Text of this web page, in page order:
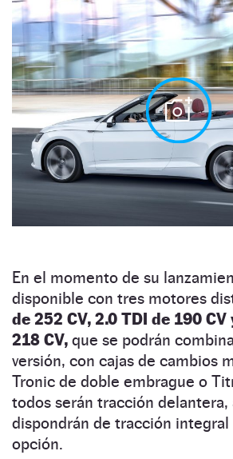
En el momento de su
disponible con tres motores
de 252 CV, 2.0 TDI de 190 CV
218 CV, que se podrán
versión, con cajas de cambios
Tronic de doble embrague o
todos serán tracción delantera,
dispondrán de tracción
opción.